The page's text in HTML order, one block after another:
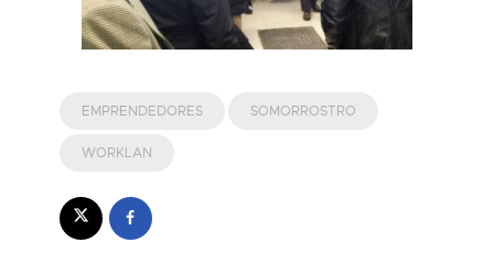
EMPRENDEDORES SOMORROSTRO
WORKLAN